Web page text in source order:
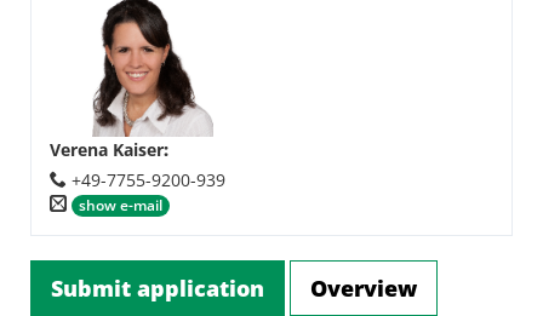
Verena Kaiser:
+49-7755-9200-939
show e-mail
Submit application Overview